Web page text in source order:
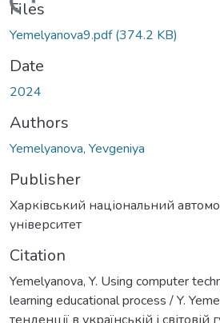
Loading...
Files
Yemelyanova9.pdf(374.2 KB)
Date
2024
Authors
Yemelyanova, Yevgeniya
Publisher
Харківський національний
університет
Citation
Yemelyanova, Y. Using computer
learning educational process / Y.